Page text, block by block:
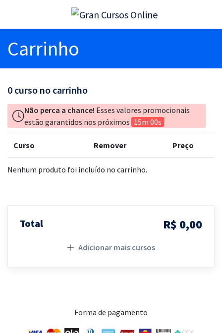
Carrinho
0 curso no carrinho
Não perca a chance! Esses valores promocionais
estão garantidos nos próximos 15m 00s
Curso Remover Preço
Nenhum produto foi incluído no carrinho.
Total R$ 0,00
Adicionar mais cursos
Forma de pagamento